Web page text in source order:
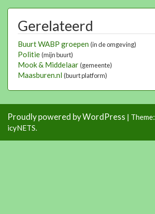
Gerelateerd
Buurt WABP groepen(in de omgeving)
Politie(mijn buurt)
Mook & Middelaar(gemeente)
Maasburen.nl(buurt platform)
Proudly powered by WordPress | Theme:
icyNETS.